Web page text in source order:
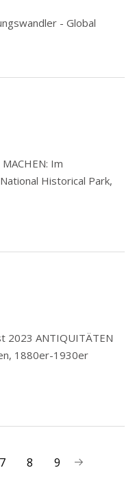
- Global
Im
Historical Park,
1880er-1930er
7 8 9